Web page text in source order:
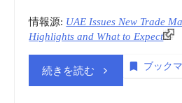
情報源: UAE Issues New Trade
Highlights and What to Expect
続きを読む“商 ブック